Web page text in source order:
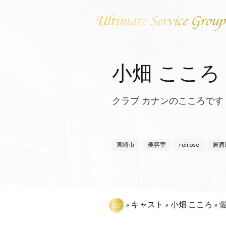
小畑 こころ
クラブ カナンのこころです
宮崎市 美容室 roirose 居酒
» キャスト » 小畑 こころ »